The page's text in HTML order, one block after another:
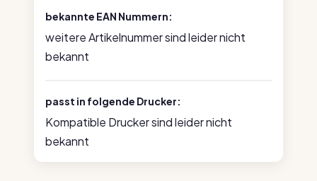
bekannte EAN Nummern:
weitere Artikelnummer sind leider nicht
bekannt
passt in folgende Drucker:
Kompatible Drucker sind leider nicht
bekannt